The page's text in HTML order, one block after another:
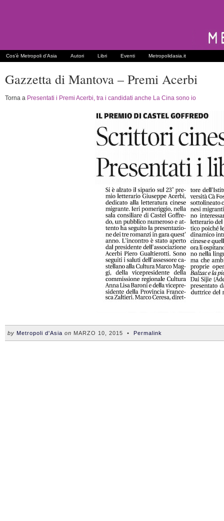
Cos’è Metropoli d’Asia Autori Libri Eventi Metropolidasia.it
Gazzetta di Mantova – Premi Acerbi
Torna a Presentati i Premi Acerbi, tra i candidati anche La Cina sono io
by Metropoli d'Asia on MARZO 10, 2015 • Permalink